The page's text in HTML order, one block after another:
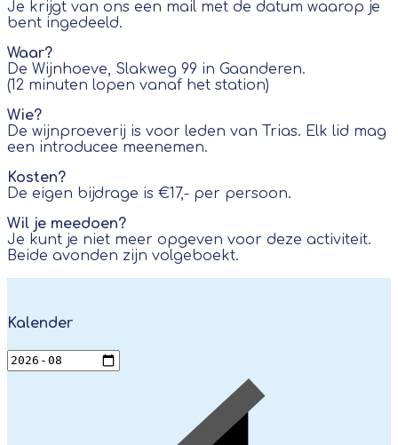
Je krijgt van ons een mail met de datum waarop je
bent ingedeeld.
Waar?
De Wijnhoeve, Slakweg 99 in Gaanderen.
(12 minuten lopen vanaf het station)
Wie?
De wijnproeverij is voor leden van Trias. Elk lid mag
een introducee meenemen.
Kosten?
De eigen bijdrage is €17,- per persoon.
Wil je meedoen?
Je kunt je niet meer opgeven voor deze activiteit.
Beide avonden zijn volgeboekt.
Kalender